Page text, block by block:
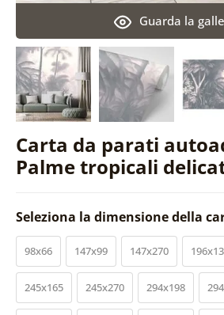
Carta da parati
Palme tropicali
Guarda la
Seleziona la dimensione della
98x66 147x99 147x270
245x165 245x270 294x198